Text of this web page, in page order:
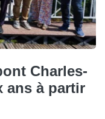
Charles-
ans à partir